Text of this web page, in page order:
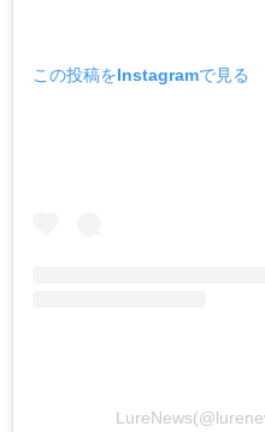
この投稿をInstagramで見る